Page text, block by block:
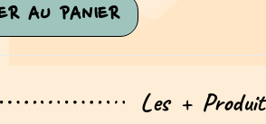
AU PANIER
Les + Produit